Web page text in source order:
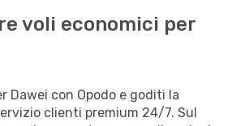
voli economici per
Dawei con Opodo e goditi la
clienti premium 24/7. Sul